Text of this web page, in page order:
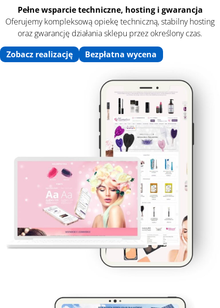
Pełne wsparcie techniczne, hosting i gwarancja
Oferujemy kompleksową opiekę techniczną, stabilny hosting
oraz gwarancję działania sklepu przez określony czas.
Zobacz realizację
Bezpłatna wycena